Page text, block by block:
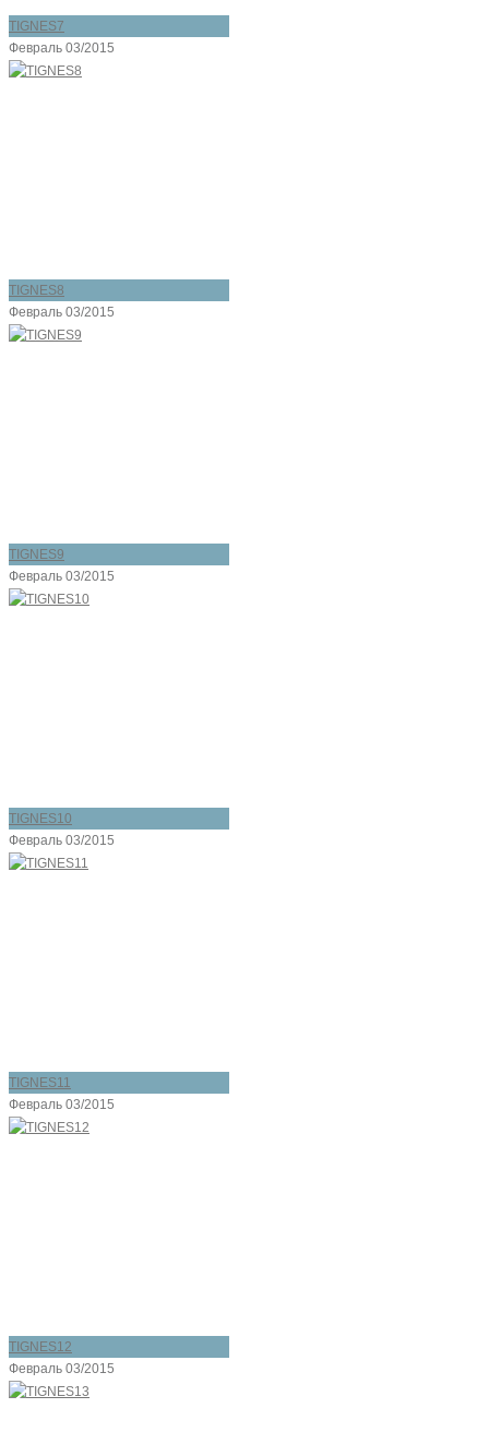
TIGNES7
Февраль 03/2015
TIGNES8
Февраль 03/2015
TIGNES9
Февраль 03/2015
TIGNES10
Февраль 03/2015
TIGNES11
Февраль 03/2015
TIGNES12
Февраль 03/2015